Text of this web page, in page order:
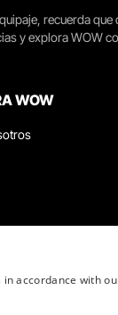
recuerda
y explora WOW
WOW
accordance with